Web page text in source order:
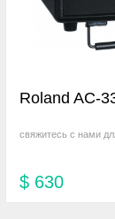
Roland AC-
свяжитесь с нами
$ 630